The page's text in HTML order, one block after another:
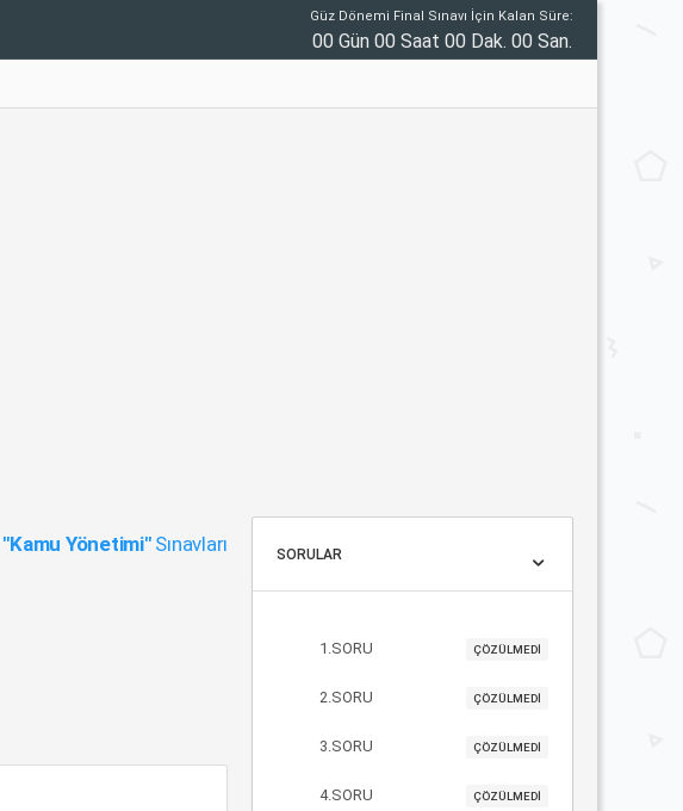
Güz Dönemi Final Sınavı İçin Kalan Süre:
00 Gün 00 Saat 00 Dak. 00 San.
"Kamu Yönetimi"Sınavları SORULAR
1.SORU ÇÖZÜLMEDİ
2.SORU ÇÖZÜLMEDİ
3.SORU ÇÖZÜLMEDİ
4.SORU ÇÖZÜLMEDİ